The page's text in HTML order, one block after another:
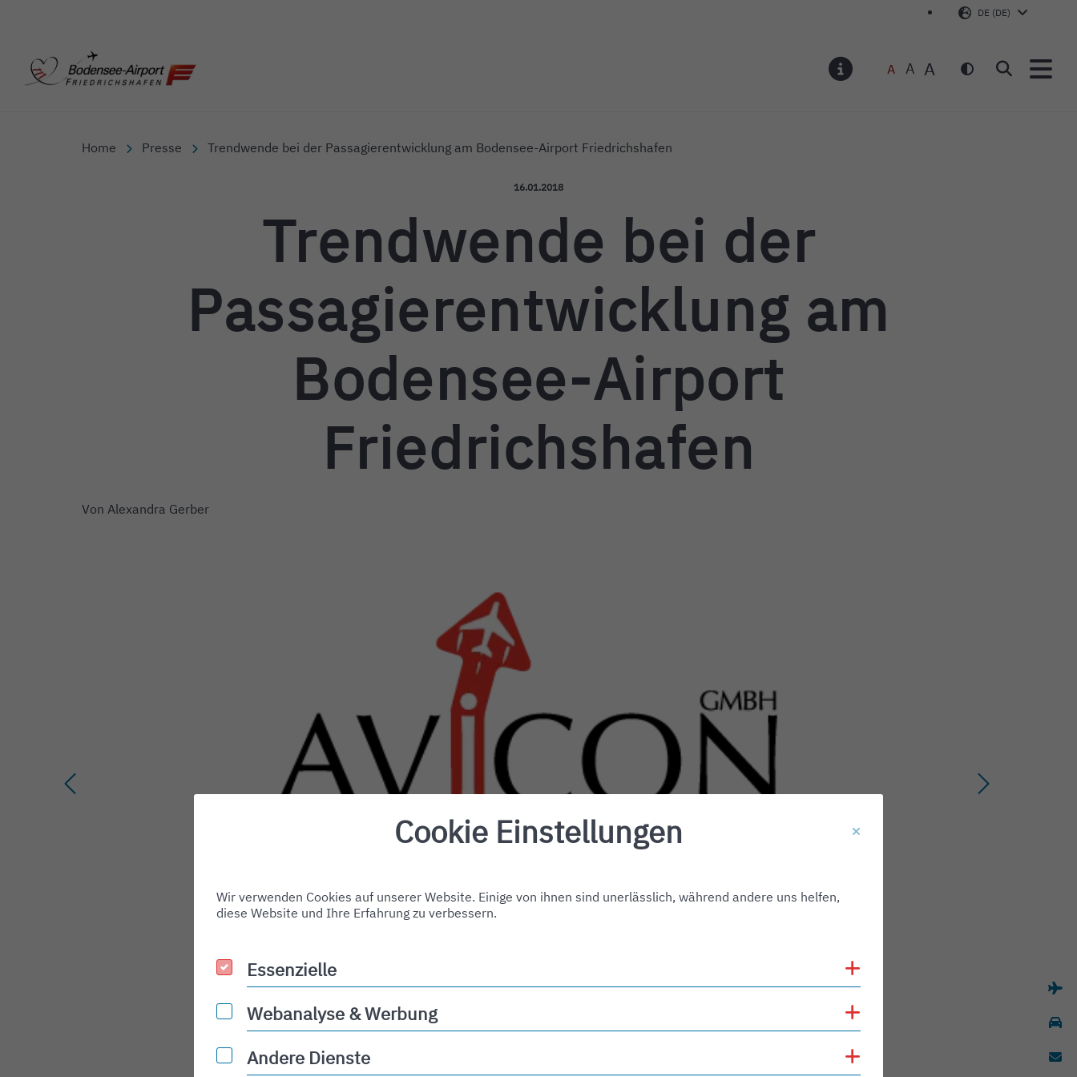
DE (DE)
A A A Suchen
Home Presse Trendwende bei der Passagierentwicklung am Bodensee-Airport Friedrichshafen
Veröffentlicht am:
16.01.2018
Trendwende bei der
Passagierentwicklung am
Bodensee-Airport
Friedrichshafen
Von Alexandra Gerber
Cookie Einstellungen
Wir verwenden Cookies auf unserer Website. Einige von ihnen sind unerlässlich, während andere uns helfen,
diese Website und Ihre Erfahrung zu verbessern.
Essenzielle
Essenzielle
Webanalyse & Werbung
Webanalyse & Werbung
Andere Dienste
Andere Dienste Cookies anzeigen